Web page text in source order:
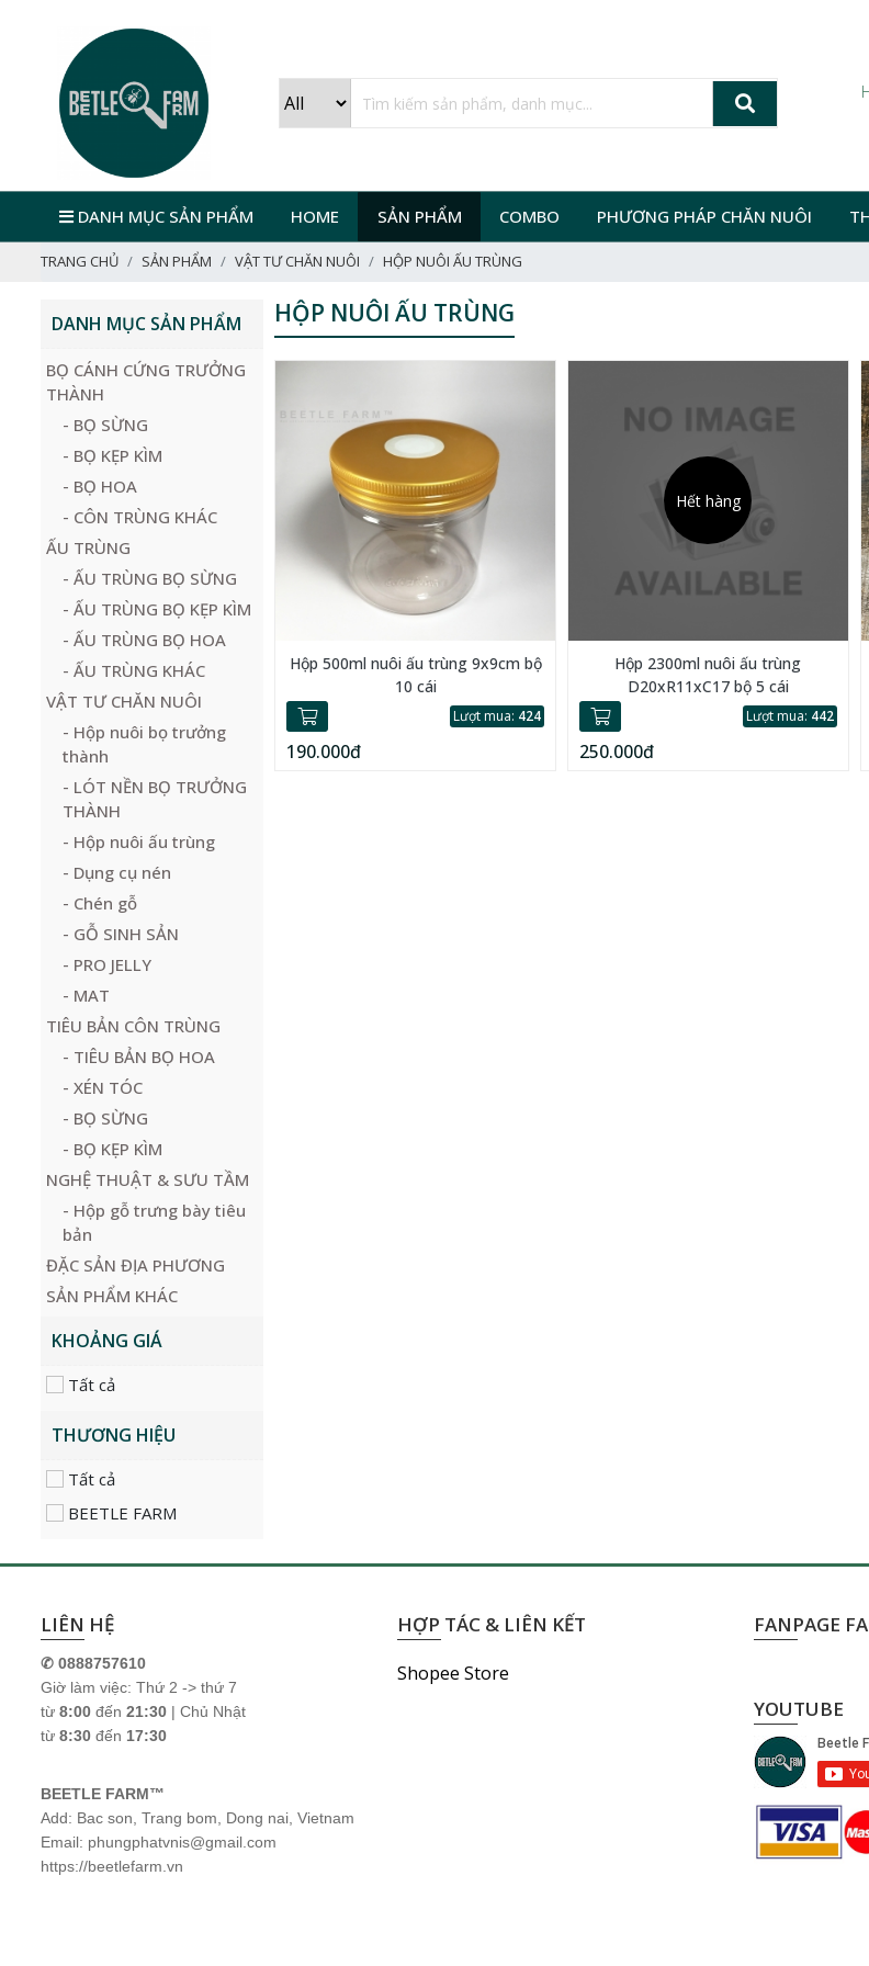
DANH MỤC SẢN PHẨM HOME SẢN PHẨM COMBO PHƯƠNG PHÁP CHĂN NUÔI
TRANG CHỦ SẢN PHẨM VẬT TƯ CHĂN NUÔI HỘP NUÔI ẤU TRÙNG
HỘP NUÔI ẤU TRÙNG
Hộp 500ml nuôi ấu trùng 9x9cm bộ
10 cái
Lượt mua: 424
190.000đ
Hết hàng
Hộp 2300ml nuôi ấu trùng
D20xR11xC17 bộ 5 cái
Lượt mua: 442
250.000đ
DANH MỤC SẢN PHẨM
BỌ CÁNH CỨNG TRƯỞNG
THÀNH
- BỌ SỪNG
- BỌ KẸP KÌM
- BỌ HOA
- CÔN TRÙNG KHÁC
ẤU TRÙNG
- ẤU TRÙNG BỌ SỪNG
- ẤU TRÙNG BỌ KẸP KÌM
- ẤU TRÙNG BỌ HOA
- ẤU TRÙNG KHÁC
VẬT TƯ CHĂN NUÔI
- Hộp nuôi bọ trưởng
thành
- LÓT NỀN BỌ TRƯỞNG
THÀNH
- Hộp nuôi ấu trùng
- Dụng cụ nén
- Chén gỗ
- GỖ SINH SẢN
- PRO JELLY
- MAT
TIÊU BẢN CÔN TRÙNG
- TIÊU BẢN BỌ HOA
- XÉN TÓC
- BỌ SỪNG
- BỌ KẸP KÌM
NGHỆ THUẬT & SƯU TẦM
- Hộp gỗ trưng bày tiêu
bản
ĐẶC SẢN ĐỊA PHƯƠNG
SẢN PHẨM KHÁC
KHOẢNG GIÁ
Tất cả
THƯƠNG HIỆU
Tất cả
BEETLE FARM
LIÊN HỆ
✆ 0888757610
Giờ làm việc: Thứ 2 -> thứ 7
từ 8:00 đến 21:30 | Chủ Nhật
từ 8:30 đến 17:30
BEETLE FARM™
Add: Bac son, Trang bom, Dong nai, Vietnam
Email: phungphatvnis@gmail.com
https://beetlefarm.vn
HỢP TÁC & LIÊN KẾT
Shopee Store
FANPAGE
YOUTUBE